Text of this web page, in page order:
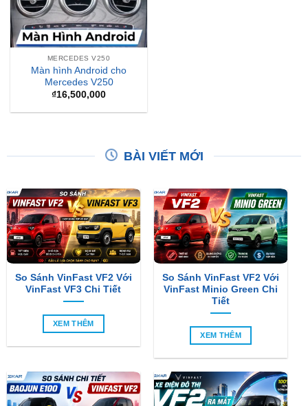
MERCEDES V250
Màn hình Android cho
Mercedes V250
₫16,500,000
BÀI VIẾT MỚI
So Sánh VinFast VF2 Với
VinFast VF3 Chi Tiết
XEM THÊM
So Sánh VinFast VF2 Với
VinFast Minio Green Chi
Tiết
XEM THÊM